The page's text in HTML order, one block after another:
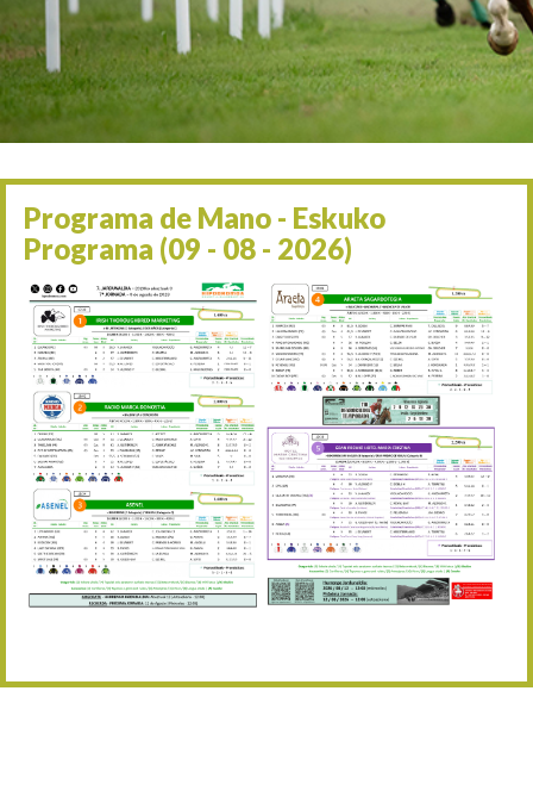
06/09 17:30 Irailaren 6a / 6 de
13/09 17:30 Irailaren 13a / 13 de
30/09 11:30 Irailaren 30a / 30 de
11/06 11:30
05/07 11:30 Uztailaren 5a / 5 de julio
12/07 11:30 Uztailaren 12a / 12 de
19/07 11:30 Uztailaren 19a / 19 de
25/07 11:30 Uztailaren 25a / 25 de
02/08 17:30 Abuztuaren 2a / 2 de
09/08 17:30 Abuztuaren 9a / 9 de
12/08 12:24 Abuztaren 12a / 12 de
15/08 17:05 Abuztuaren 15a / 15 de
30/08 17:30 Abuztuaren 30a / 30 de
Programa de Mano - Eskuko
Programa (09 - 08 - 2026)